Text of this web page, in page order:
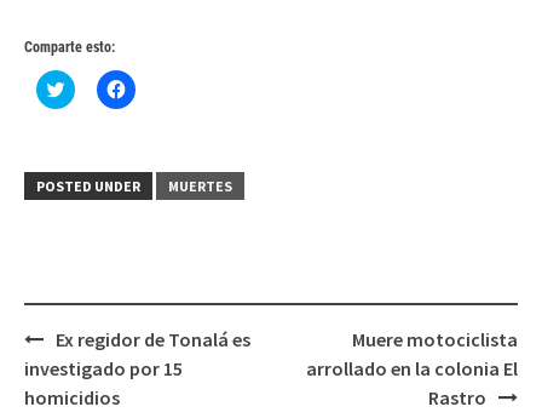
Comparte esto:
Haz
clic
(Se
abre
Haz
clic
(Se
abre
POSTED UNDER MUERTES
Post
navigation
Ex regidor de Tonalá es
investigado por 15
homicidios
Muere motociclista
arrollado en la colonia El
Rastro